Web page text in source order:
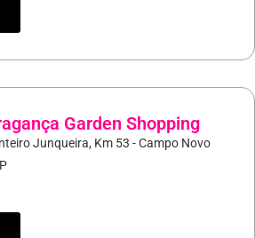
Garden Shopping
Junqueira, Km 53 - Campo Novo